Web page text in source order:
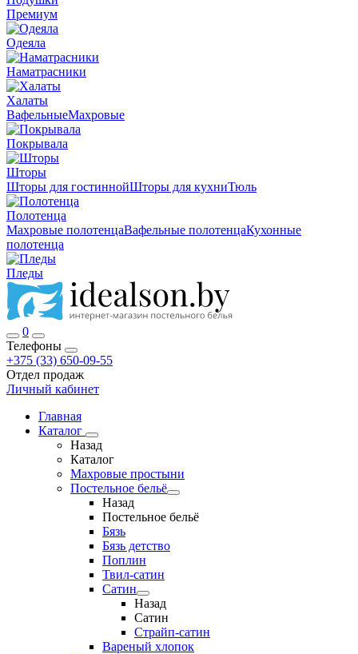
Премиум
Одеяла
Наматрасники
Халаты
ВафельныеМахровые
Покрывала
Шторы
Шторы для гостиннойШторы для кухниТюль
Полотенца
Махровые полотенцаВафельные полотенцаКухонные
полотенца
Пледы
0
Телефоны
+375 (33) 650-09-55
Отдел продаж
Личный кабинет
Главная
Каталог
Назад
Каталог
Махровые простыни
Постельное бельё
Назад
Постельное бельё
Бязь
Бязь детство
Поплин
Твил-сатин
Сатин
Назад
Сатин
Страйп-сатин
Вареный хлопок